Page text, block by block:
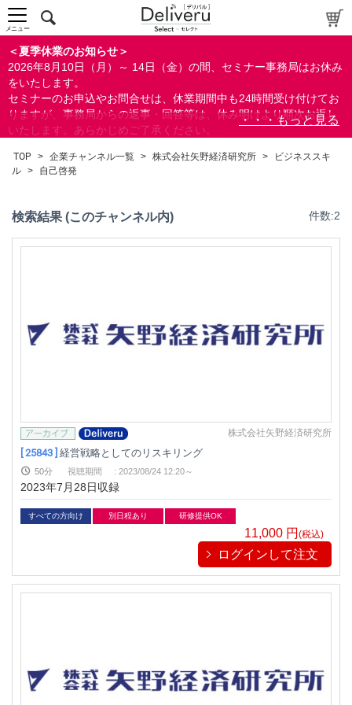
金融
人事/労務
法務/契約/知財
マネジメントシステム
品質
営業/マーケティング
ビジネスマナー/基本スキル
リーダーシップ
自己啓発
すべて
検索
＜夏季休業のお知らせ＞
2026年8月10日（月）～ 14日（金）の間、セミナー事務局はお休み
をいたします。
セミナーのお申込やお問合せは、休業期間中も24時間受け付けてお
りますが、事務局からの返事・回答等は、休み明けより順次お返し
いたします。あらかじめご了承ください。
ができます。
メニュー
TOP > 企業チャンネル一覧 > 株式会社矢野経済研究所 >
ビジネススキ
ル > 自己啓発
検索結果 (このチャンネル内) 件数:2
株式会社矢野経済研究所
[ 25843 ] 経営戦略としてのリスキリング
50分 視聴期間 : 2023/08/24 12:20～
2023年7月28日収録
すべての方向け 別日程あり 研修提供OK
11,000 円 (税込)
ログインして注文